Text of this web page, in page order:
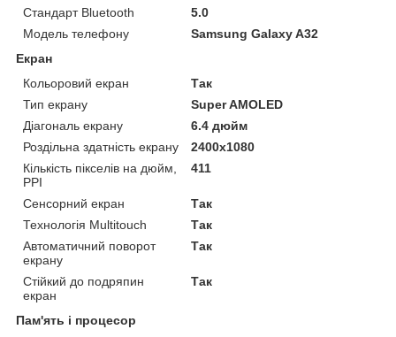
Стандарт Bluetooth
5.0
Модель телефону
Samsung Galaxy A32
Екран
Кольоровий екран
Так
Тип екрану
Super AMOLED
Діагональ екрану
6.4 дюйм
Роздільна здатність екрану
2400x1080
Кількість пікселів на дюйм,
PPI
411
Сенсорний екран
Так
Технологія Multitouch
Так
Автоматичний поворот
екрану
Так
Стійкий до подряпин
екран
Так
Пам'ять і процесор